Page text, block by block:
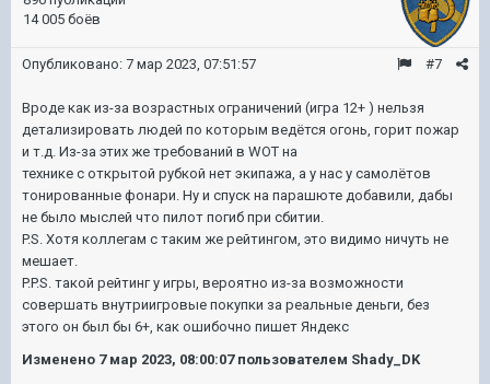
14 005 боёв
#7
Опубликовано: 7 мар 2023, 07:51:57
Вроде как из-за возрастных ограничений (игра 12+ ) нельзя
детализировать людей по которым ведётся огонь, горит пожар
и т.д. Из-за этих же требований в WOT на
технике с открытой рубкой нет экипажа, а у нас у самолётов
тонированные фонари. Ну и спуск на парашюте добавили, дабы
не было мыслей что пилот погиб при сбитии.
P.S. Хотя коллегам с таким же рейтингом, это видимо ничуть не
мешает.
P.P.S. такой рейтинг у игры, вероятно из-за возможности
совершать внутриигровые покупки за реальные деньги, без
этого он был бы 6+, как ошибочно пишет Яндекс
Изменено 7 мар 2023, 08:00:07пользователем Shady_DK